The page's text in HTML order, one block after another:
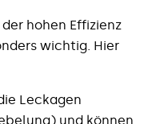
hohen Effizienz
wichtig. Hier
Leckagen
und können